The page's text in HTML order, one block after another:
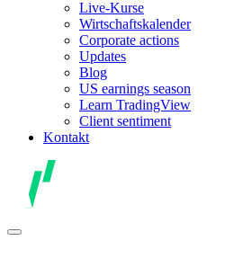
Live-Kurse
Wirtschaftskalender
Corporate actions
Updates
Blog
US earnings season
Learn TradingView
Client sentiment
Kontakt